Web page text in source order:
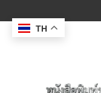
to
content
TH